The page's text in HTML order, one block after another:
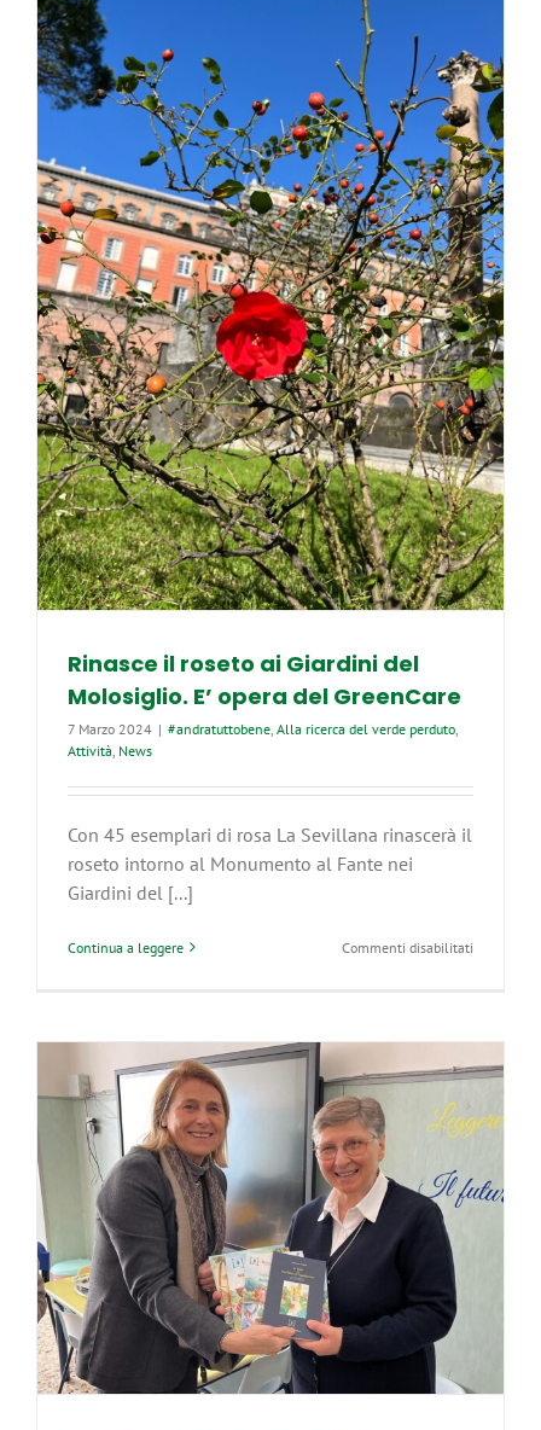
Rinasce il roseto ai Giardini del
Molosiglio. E’ opera del GreenCare
7 Marzo 2024 | #andratuttobene Alla ricerca del verde perduto
Attività News
Con 45 esemplari di rosa La Sevillana rinascerà il
roseto intorno al Monumento al Fante nei
Giardini del [...]
Continua a leggere Commenti disabilitati
del
E’
GreenCare